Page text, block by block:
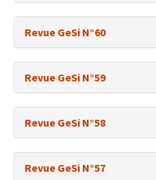
Revue GeSi N°60
Revue GeSi N°59
Revue GeSi N°58
Revue GeSi N°57